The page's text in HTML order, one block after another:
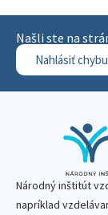
Našli ste na
Nahlásiť chybu
Národný inštitút
napríklad